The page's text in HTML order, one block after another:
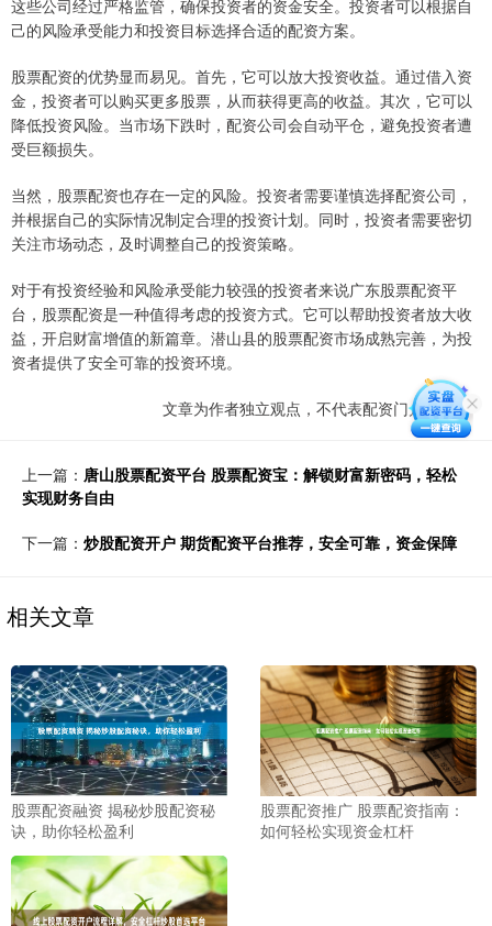
这些公司经过严格监管，确保投资者的资金安全。投资者可以根据自
己的风险承受能力和投资目标选择合适的配资方案。
股票配资的优势显而易见。首先，它可以放大投资收益。通过借入资
金，投资者可以购买更多股票，从而获得更高的收益。其次，它可以
降低投资风险。当市场下跌时，配资公司会自动平仓，避免投资者遭
受巨额损失。
当然，股票配资也存在一定的风险。投资者需要谨慎选择配资公司，
并根据自己的实际情况制定合理的投资计划。同时，投资者需要密切
关注市场动态，及时调整自己的投资策略。
对于有投资经验和风险承受能力较强的投资者来说广东股票配资平
台，股票配资是一种值得考虑的投资方式。它可以帮助投资者放大收
益，开启财富增值的新篇章。潜山县的股票配资市场成熟完善，为投
资者提供了安全可靠的投资环境。
文章为作者独立观点，不代表配资门户网观点
上一篇： 唐山股票配资平台 股票配资宝：解锁财富新密码，轻松
实现财务自由
下一篇： 炒股配资开户 期货配资平台推荐，安全可靠，资金保障
相关文章
股票配资融资 揭秘炒股配资秘
诀，助你轻松盈利
股票配资推广 股票配资指南：
如何轻松实现资金杠杆